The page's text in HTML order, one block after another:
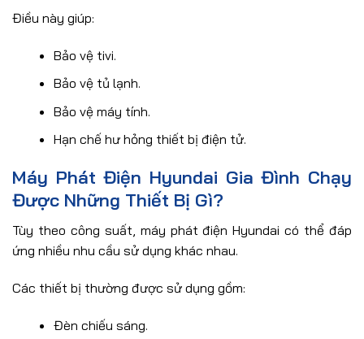
Điều này giúp:
Bảo vệ tivi.
Bảo vệ tủ lạnh.
Bảo vệ máy tính.
Hạn chế hư hỏng thiết bị điện tử.
Máy Phát Điện Hyundai Gia Đình Chạy
Được Những Thiết Bị Gì?
Tùy theo công suất, máy phát điện Hyundai có thể đáp
ứng nhiều nhu cầu sử dụng khác nhau.
Các thiết bị thường được sử dụng gồm:
Đèn chiếu sáng.